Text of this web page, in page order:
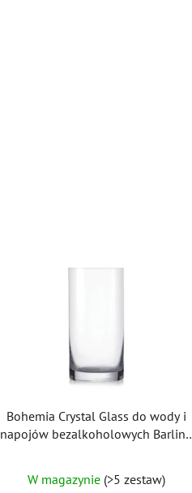
Bohemia Crystal Glass do wody i
napojów bezalkoholowych Barline
W magazynie (>5 zestaw)